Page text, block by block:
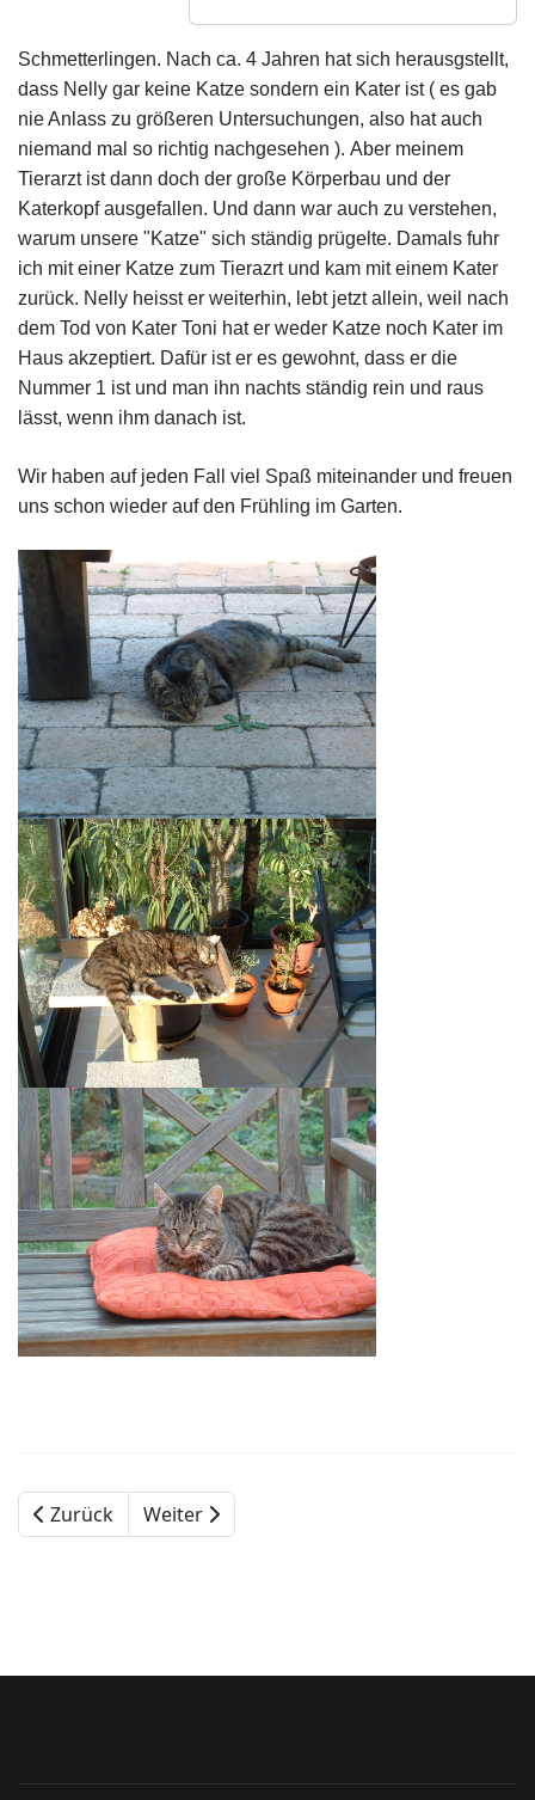
Schmetterlingen. Nach ca. 4 Jahren hat sich herausgstellt,
dass Nelly gar keine Katze sondern ein Kater ist ( es gab
nie Anlass zu größeren Untersuchungen, also hat auch
niemand mal so richtig nachgesehen ). Aber meinem
Tierarzt ist dann doch der große Körperbau und der
Katerkopfausgefallen. Und dann war auch zu verstehen,
warum unsere "Katze" sich ständig prügelte. Damals fuhr
ich mit einer Katze zum Tierazrt und kam mit einem Kater
zurück. Nelly heisst er weiterhin, lebt jetzt allein, weil nach
dem Tod von Kater Toni hat er weder Katze noch Kater im
Haus akzeptiert. Dafür ister es gewohnt, dass er die
Nummer 1 ist und man ihn nachts ständig rein und raus
lässt, wenn ihm danach ist.
Wir haben auf jeden Fall viel Spaß miteinander und freuen
uns schon wieder auf den Frühling im Garten.
Zurück Weiter